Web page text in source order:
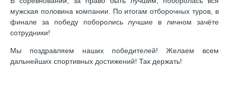
мужская половина компании. По итогам отборочных туров, в
финале за победу поборолись лучшие в личном зачёте
сотрудники!
Мы поздравляем наших победителей! Желаем всем
дальнейших спортивных достижений! Так держать!